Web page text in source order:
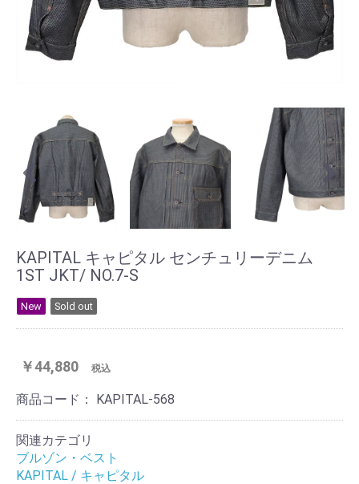
KAPITAL キャピタル センチュリーデニム
1ST JKT/ NO.7-S
New Sold out
￥44,880 税込
商品コード： KAPITAL-568
関連カテゴリ
ブルゾン・ベスト
KAPITAL / キャピタル